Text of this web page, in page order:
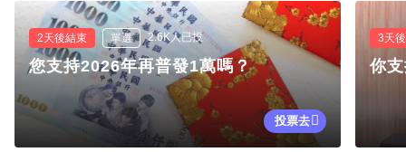
2天後結束 單選 2.6K人已投
您支持2026年再普發1萬嗎？
投票去
3天
你